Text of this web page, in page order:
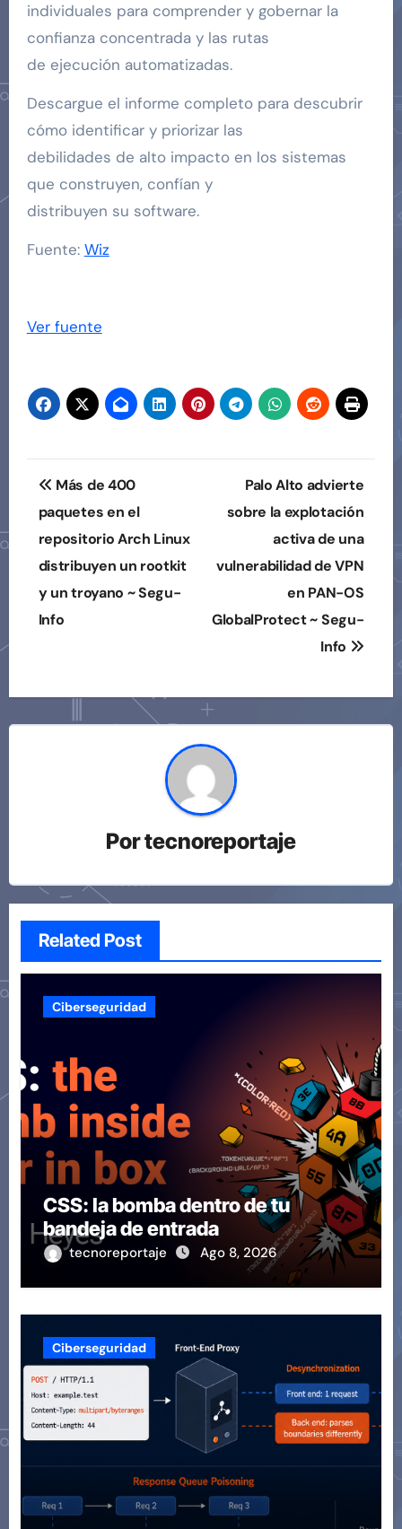
individuales para comprender y gobernar la
confianza concentrada y las rutas
de ejecución automatizadas.
Descargue el informe completo para descubrir
cómo identificar y priorizar las
debilidades de alto impacto en los sistemas
que construyen, confían y
distribuyen su software.
Fuente: Wiz
Ver fuente
Navegación
de
entradas
Más de 400
paquetes en el
repositorio Arch Linux
distribuyen un rootkit
y un troyano ~ Segu-
Info
Palo Alto advierte
sobre la explotación
activa de una
vulnerabilidad de VPN
en PAN-OS
GlobalProtect ~ Segu-
Info
Portecnoreportaje
Related Post
Ciberseguridad
CSS: la bomba dentro de tu
bandeja de entrada
tecnoreportaje Ago 8, 2026
Ciberseguridad